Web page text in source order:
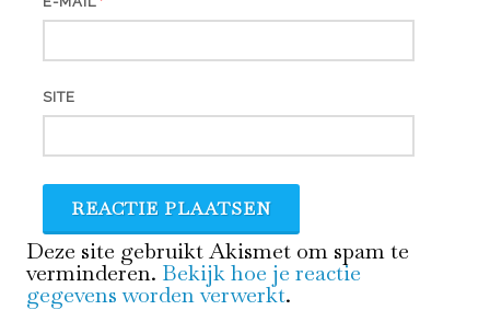
SITE
Deze site gebruikt Akismet om spam te
verminderen. Bekijk hoe je reactie
gegevens worden verwerkt.